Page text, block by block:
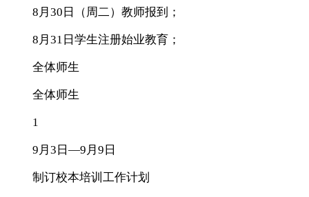
8月30日（周二）教师报到；
8月31日学生注册始业教育；
全体师生
全体师生
1
9月3日—9月9日
制订校本培训工作计划